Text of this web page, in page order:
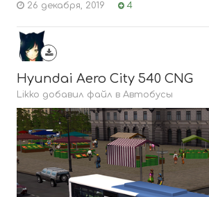
26 декабря, 2019 4
Hyundai Aero City 540 CNG
Likko добавил файл в Автобусы